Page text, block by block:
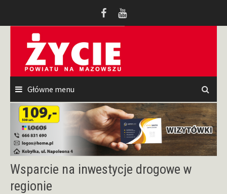
Główne menu
Wsparcie na inwestycje drogowe w
regionie